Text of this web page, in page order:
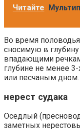
Читайте
Во время
сносимую в
впадающими
глубине не менее
или песчаным дном.
нерест судака
Оседлый
заметных